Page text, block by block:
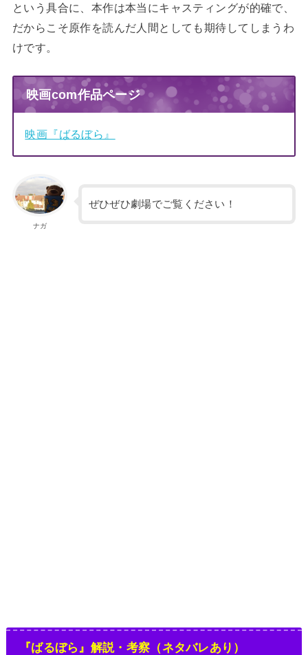
という具合に、本作は本当にキャスティングが的確で、
だからこそ原作を読んだ人間としても期待してしまうわ
けです。
映画com作品ページ
映画『ばるぼら』
ナガ
ぜひぜひ劇場でご覧ください！
『ばるぼら』解説・考察（ネタバレあり）